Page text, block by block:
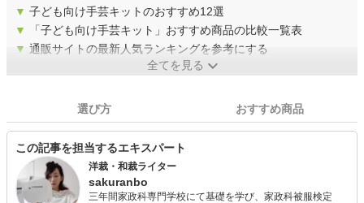
▼ 子ども向け手芸キットのおすすめ12選
▼
「子ども向け手芸キット」おすすめ商品の比較一覧表
▼ 通販サイトの最新人気ランキングを参考にする
全てを見る
選び方 おすすめ商品
この記事を担当するエキスパート
洋裁・和裁ライター
sakuranbo
三年間家政科専門学校にて基礎を学び、家政科被服検定